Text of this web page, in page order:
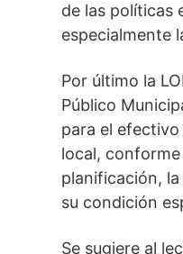
de las políticas
especialmente
Por último la
Público
para el
local,
planificación,
su condición
Se sugiere al